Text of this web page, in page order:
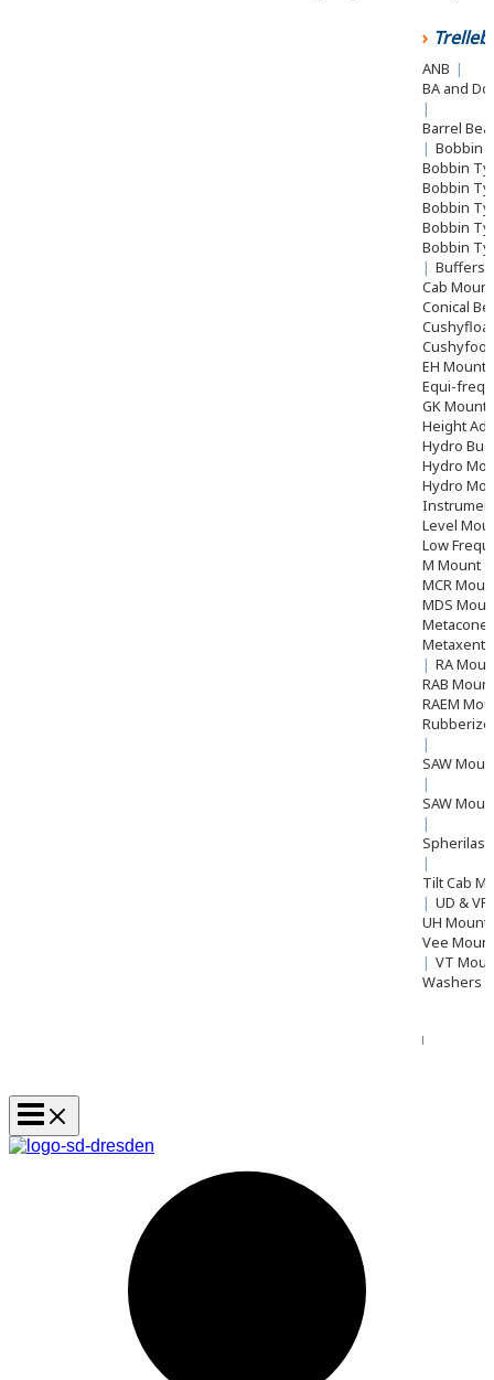
ANB |
BA and
|
Barrel
| Bobbin
Bobbin
Bobbin
Bobbin
Bobbin
Bobbin
| Buffers
Cab
Conical
Cushyfoot
EH Mount
Equi-
GK Mount
Height
Hydro
Hydro
Hydro
Level
Low
M Mount
MCR
MDS
Metacone
| RA
RAB
RAEM
|
SAW
|
SAW
|
|
Tilt Cab
| UD &
UH Mount
Vee
| VT
Washers